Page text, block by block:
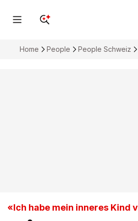
Home People People Schweiz
«Ich habe mein inneres Kind